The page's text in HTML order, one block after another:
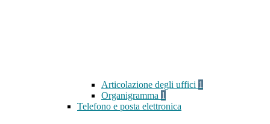
Articolazione degli uffici 1
Organigramma 1
Telefono e posta elettronica